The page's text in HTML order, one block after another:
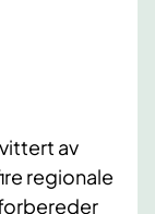
av
regionale